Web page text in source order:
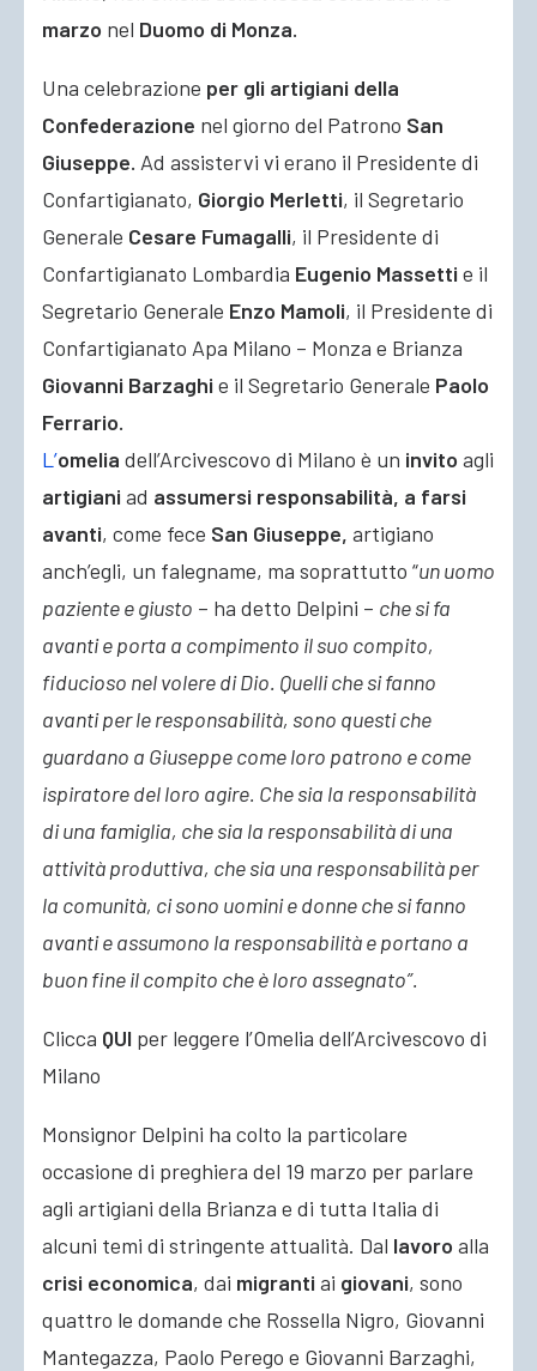
marzo nel Duomo di Monza.
Una celebrazione per gli artigiani della
Confederazione nel giorno del Patrono San
Giuseppe. Ad assistervi vi erano il Presidente di
Confartigianato, Giorgio Merletti, il Segretario
Generale Cesare Fumagalli, il Presidente di
Confartigianato Lombardia Eugenio Massetti e il
Segretario Generale Enzo Mamoli, il Presidente di
Confartigianato Apa Milano – Monza e Brianza
Giovanni Barzaghi e il Segretario Generale Paolo
Ferrario.
L’omelia dell’Arcivescovo di Milano è un invito agli
artigiani ad assumersi responsabilità, a farsi
avanti, come fece San Giuseppe, artigiano
anch’egli, un falegname, ma soprattutto “un uomo
paziente e giusto – ha detto Delpini – che si fa
avanti e porta a compimento il suo compito,
fiducioso nel volere di Dio. Quelli che si fanno
avanti per le responsabilità, sono questi che
guardano a Giuseppe come loro patrono e come
ispiratore del loro agire. Che sia la responsabilità
di una famiglia, che sia la responsabilità di una
attività produttiva, che sia una responsabilità per
la comunità, ci sono uomini e donne che si fanno
avanti e assumono la responsabilità e portano a
buon fine il compito che è loro assegnato”.
Clicca QUI per leggere l’Omelia dell’Arcivescovo di
Milano
Monsignor Delpini ha colto la particolare
occasione di preghiera del 19 marzo per parlare
agli artigiani della Brianza e di tutta Italia di
alcuni temi di stringente attualità. Dal lavoro alla
crisi economica, dai migranti ai giovani, sono
quattro le domande che Rossella Nigro, Giovanni
Mantegazza, Paolo Perego e Giovanni Barzaghi,